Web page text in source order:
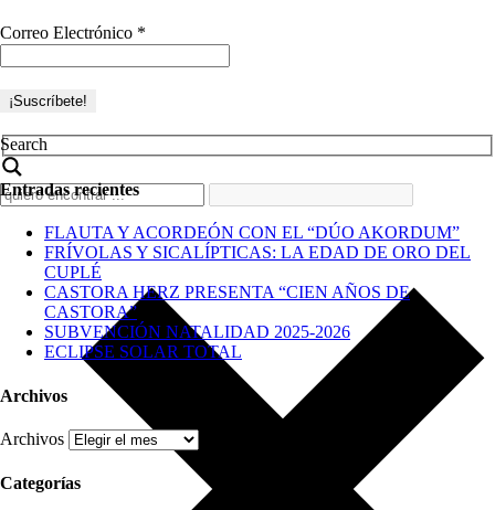
Correo Electrónico *
Search
Entradas recientes
FLAUTA Y ACORDEÓN CON EL “DÚO AKORDUM”
FRÍVOLAS Y SICALÍPTICAS: LA EDAD DE ORO DEL
CUPLÉ
CASTORA HERZ PRESENTA “CIEN AÑOS DE
CASTORA”
SUBVENCIÓN NATALIDAD 2025-2026
ECLIPSE SOLAR TOTAL
Archivos
Archivos
Categorías